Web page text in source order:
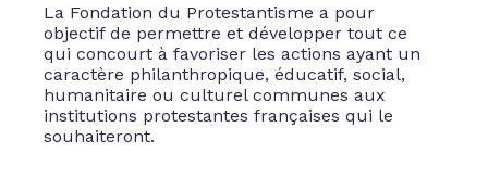
La Fondation du Protestantisme a pour
objectif de permettre et développer tout ce
qui concourt à favoriser les actions ayant un
caractère philanthropique, éducatif, social,
humanitaire ou culturel communes aux
institutions protestantes françaises qui le
souhaiteront.